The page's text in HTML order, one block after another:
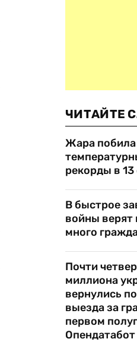
ЧИТАЙТЕ
Жара побила
рекорды в 13
В быстрое
войны верят
много
Почти
миллиона
вернулись
выезда за
первом
Опендатабот